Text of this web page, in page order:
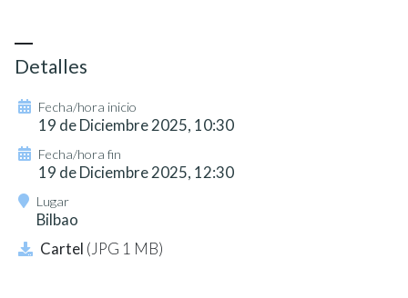
Detalles
Fecha/hora inicio
19 de Diciembre 2025, 10:30
Fecha/hora fin
19 de Diciembre 2025, 12:30
Lugar
Bilbao
Cartel (JPG 1 MB)